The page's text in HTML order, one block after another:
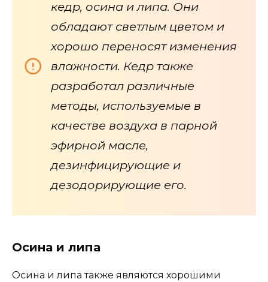
кедр, осина и липа. Они
обладают светлым цветом и
хорошо переносят изменения
влажности. Кедр также
разработал различные
методы, используемые в
качестве воздуха в парной
эфирной масле,
дезинфицирующие и
дезодорирующие его.
Осина и липа
Осина и липа также являются хорошими